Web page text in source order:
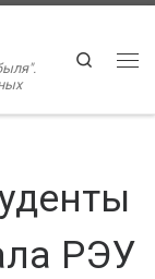
Search
РЭУ